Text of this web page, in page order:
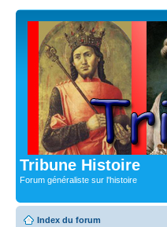
Tribune Histoire
Forum généraliste sur l'histoire
Index du forum